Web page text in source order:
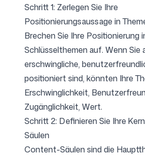
Anmelden Registrieren
Folgen Sie uns
Schritt 1: Zerlegen Sie Ihre
Positionierungsaussage in
Brechen Sie Ihre Positionierung
Schlüsselthemen auf. Wenn Sie
erschwingliche,
positioniert sind, könnten Ihre
Erschwinglichkeit,
Zugänglichkeit, Wert.
Schritt 2: Definieren Sie Ihre
Säulen
Content-Säulen sind die